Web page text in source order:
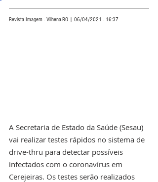
Revista Imagem - Vilhena-RO | 06/04/2021 - 16:37
A Secretaria de Estado da Saúde (Sesau)
vai realizar testes rápidos no sistema de
drive-thru para detectar possíveis
infectados com o coronavírus em
Cerejeiras. Os testes serão realizados